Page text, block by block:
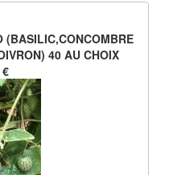
(BASILIC,CONCOMBRE
40 AU CHOIX
€